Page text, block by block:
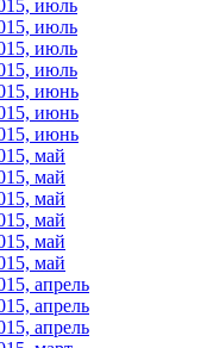
июль
июль
июль
июль
июнь
июнь
июнь
май
май
май
май
май
май
апрель
апрель
апрель